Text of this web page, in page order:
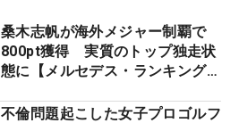
桑木志帆が海外メジャー制覇で
800pt獲得 実質のトップ独走状
態に【メルセデス・ランキング番
不倫問題起こした女子プロゴルフ